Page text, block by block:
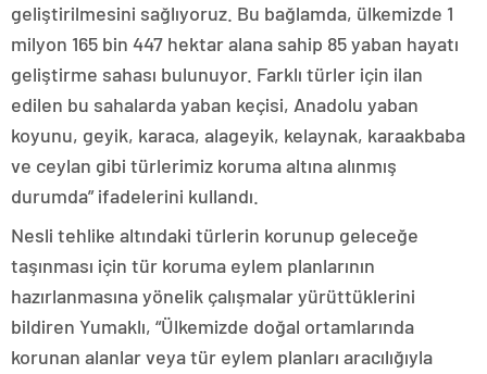
geliştirilmesini sağlıyoruz. Bu bağlamda, ülkemizde 1
milyon 165 bin 447 hektar alana sahip 85 yaban hayatı
geliştirme sahası bulunuyor. Farklı türler için ilan
edilen bu sahalarda yaban keçisi, Anadolu yaban
koyunu, geyik, karaca, alageyik, kelaynak, karaakbaba
ve ceylan gibi türlerimiz koruma altına alınmış
durumda” ifadelerini kullandı.
Nesli tehlike altındaki türlerin korunup geleceğe
taşınması için tür koruma eylem planlarının
hazırlanmasına yönelik çalışmalar yürüttüklerini
bildiren Yumaklı, “Ülkemizde doğal ortamlarında
korunan alanlar veya tür eylem planları aracılığıyla